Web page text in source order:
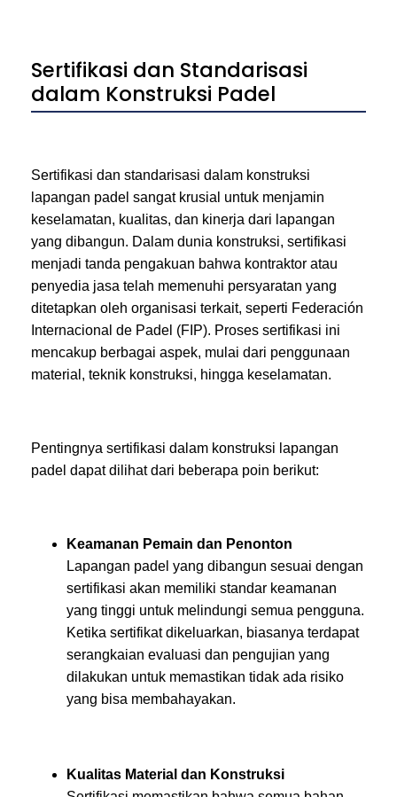
Sertifikasi dan Standarisasi
dalam Konstruksi Padel
Sertifikasi dan standarisasi dalam konstruksi
lapangan padel sangat krusial untuk menjamin
keselamatan, kualitas, dan kinerja dari lapangan
yang dibangun. Dalam dunia konstruksi, sertifikasi
menjadi tanda pengakuan bahwa kontraktor atau
penyedia jasa telah memenuhi persyaratan yang
ditetapkan oleh organisasi terkait, seperti Federación
Internacional de Padel (FIP). Proses sertifikasi ini
mencakup berbagai aspek, mulai dari penggunaan
material, teknik konstruksi, hingga keselamatan.
Pentingnya sertifikasi dalam konstruksi lapangan
padel dapat dilihat dari beberapa poin berikut:
Keamanan Pemain dan Penonton
Lapangan padel yang dibangun sesuai dengan
sertifikasi akan memiliki standar keamanan
yang tinggi untuk melindungi semua pengguna.
Ketika sertifikat dikeluarkan, biasanya terdapat
serangkaian evaluasi dan pengujian yang
dilakukan untuk memastikan tidak ada risiko
yang bisa membahayakan.
Kualitas Material dan Konstruksi